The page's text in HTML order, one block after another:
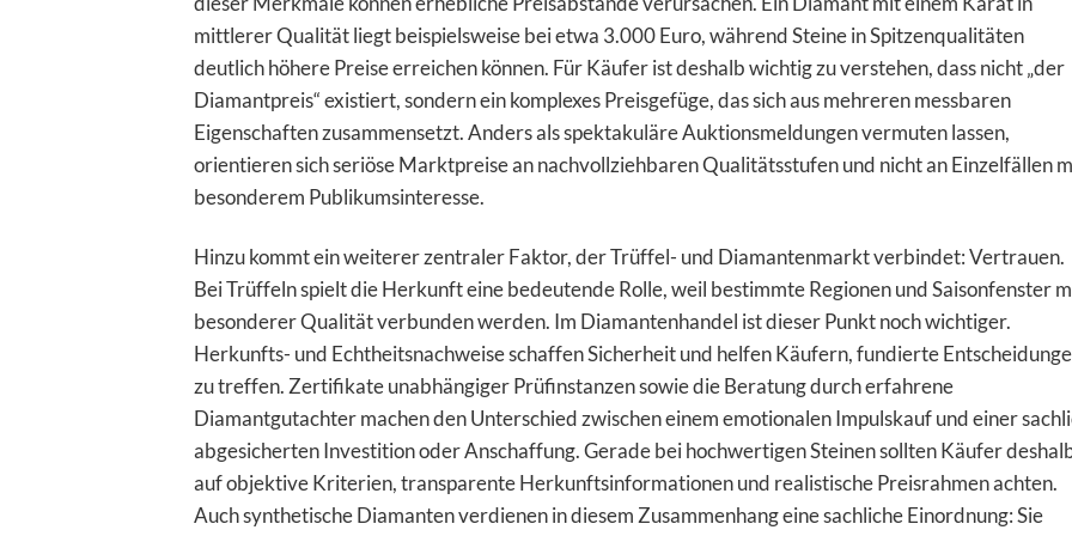
mittlerer Qualität liegt beispielsweise bei etwa 3.000 Euro, während Steine in Spitzenqualitäten
deutlich höhere Preise erreichen können. Für Käufer ist deshalb wichtig zu verstehen, dass nicht „der
Diamantpreis“ existiert, sondern ein komplexes Preisgefüge, das sich aus mehreren messbaren
Eigenschaften zusammensetzt. Anders als spektakuläre Auktionsmeldungen vermuten lassen,
orientieren sich seriöse Marktpreise an nachvollziehbaren Qualitätsstufen und nicht an Einzelfällen
besonderem Publikumsinteresse.
Hinzu kommt ein weiterer zentraler Faktor, der Trüffel- und Diamantenmarkt verbindet: Vertrauen.
Bei Trüffeln spielt die Herkunft eine bedeutende Rolle, weil bestimmte Regionen und Saisonfenster
besonderer Qualität verbunden werden. Im Diamantenhandel ist dieser Punkt noch wichtiger.
Herkunfts- und Echtheitsnachweise schaffen Sicherheit und helfen Käufern, fundierte
zu treffen. Zertifikate unabhängiger Prüfinstanzen sowie die Beratung durch erfahrene
Diamantgutachter machen den Unterschied zwischen einem emotionalen Impulskauf und einer
abgesicherten Investition oder Anschaffung. Gerade bei hochwertigen Steinen sollten Käufer
auf objektive Kriterien, transparente Herkunftsinformationen und realistische Preisrahmen achten.
Auch synthetische Diamanten verdienen in diesem Zusammenhang eine sachliche Einordnung: Sie